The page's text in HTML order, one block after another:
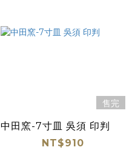
售完
中田窯-7寸皿 吳須 印判
NT$910